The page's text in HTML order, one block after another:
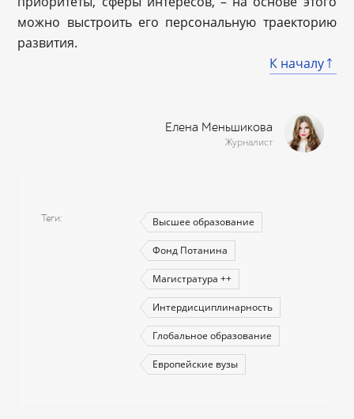
можно выстроить его персональную траекторию
развития.
К началу
Елена Меньшикова
Журналист
Теги Высшее образование
Фонд Потанина
Магистратура ++
Интердисциплинарность
Глобальное образование
Европейские вузы